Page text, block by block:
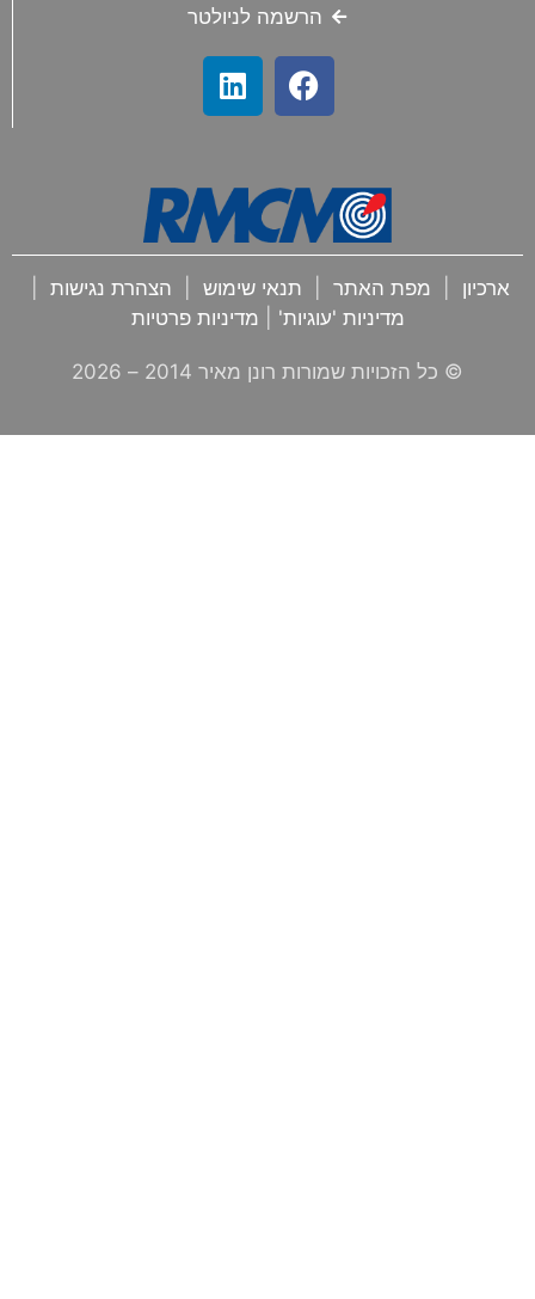
הרשמה לניולטר
ארכיון מפת האתר תנאי שימוש הצהרת נגישות
מדיניות 'עוגיות'
מדיניות פרטיות
© כל הזכויות שמורות רונן מאיר 2014 – 2026